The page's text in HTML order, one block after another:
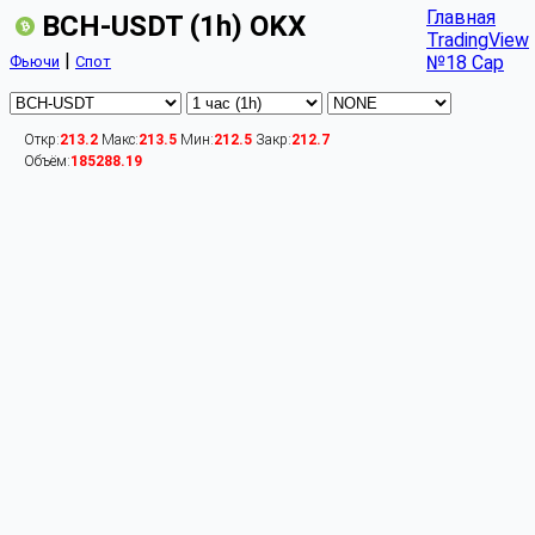
BCH-USDT (1h) OKX
Фьючи | Спот
Главная
TradingView
№18 Cap
Откр:213.2 Макс:213.5 Мин:212.5 Закр:212.7
Объём:185288.19